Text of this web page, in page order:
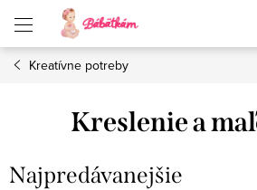
obsah
Kreatívne potreby
Kreslenie a
Najpredávanejšie